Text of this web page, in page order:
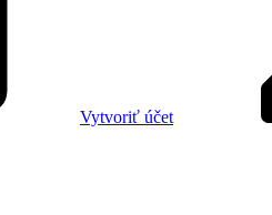
Vytvoriť účet